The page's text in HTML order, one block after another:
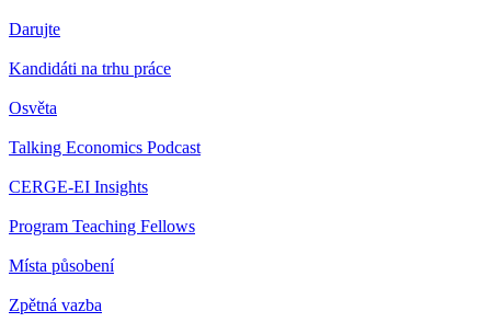
Darujte
Kandidáti na trhu práce
Osvěta
Talking Economics Podcast
CERGE-EI Insights
Program Teaching Fellows
Místa působení
Zpětná vazba